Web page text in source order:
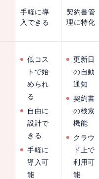
手軽に導
入できる
契約書管
理に特化
低コス
トで始
められ
る
自由に
設計で
きる
手軽に
導入可
能
更新日
の自動
通知
契約書
の検索
機能
クラウ
ド上で
利用可
能